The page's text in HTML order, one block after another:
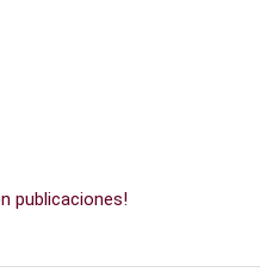
publicaciones!